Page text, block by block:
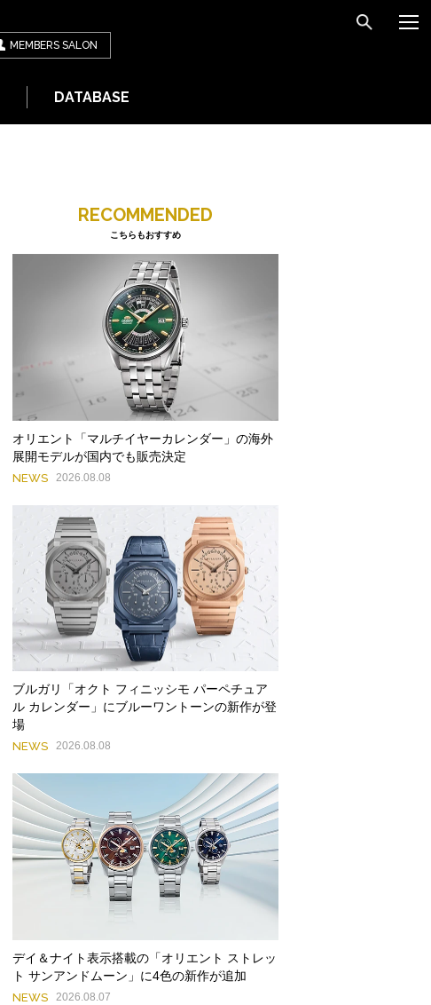
MEMBERS SALON
DATABASE
RECOMMENDED
こちらもおすすめ
オリエント「マルチイヤーカレンダー」の海外
展開モデルが国内でも販売決定
NEWS 2026.08.08
ブルガリ「オクト フィニッシモ パーペチュア
ル カレンダー」にブルーワントーンの新作が登
場
NEWS 2026.08.08
デイ＆ナイト表示搭載の「オリエント ストレッ
ト サンアンドムーン」に4色の新作が追加
NEWS 2026.08.07